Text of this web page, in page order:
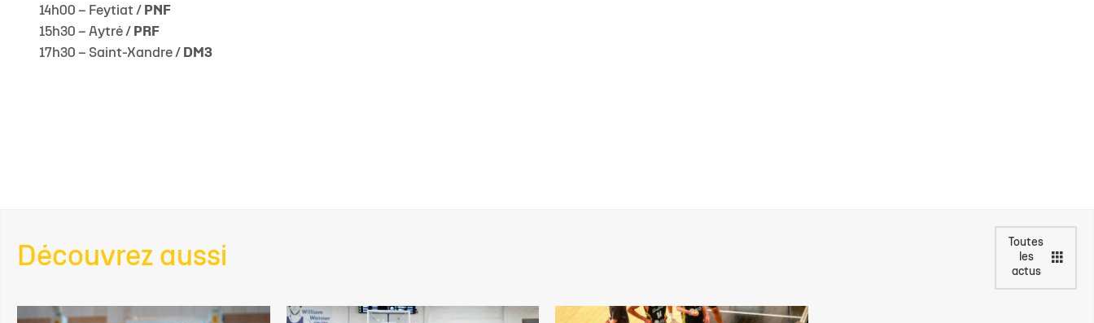
14h00 – Feytiat / PNF
15h30 – Aytré / PRF
17h30 – Saint-Xandre / DM3
Découvrez aussi
Toutes
les
actus